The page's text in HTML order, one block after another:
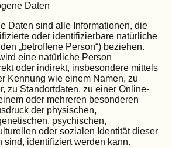
Daten
Daten sind alle Informationen, die
oder identifizierbare natürliche
„betroffene Person“) beziehen.
eine natürliche Person
oder indirekt, insbesondere mittels
Kennung wie einem Namen, zu
zu Standortdaten, zu einer Online-
oder mehreren besonderen
der physischen,
psychischen,
oder sozialen Identität dieser
sind, identifiziert werden kann.